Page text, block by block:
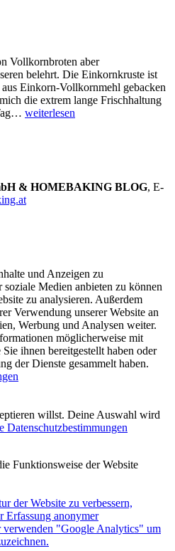
Vollkornbroten aber
belehrt. Die Einkornkruste ist
Einkorn-Vollkornmehl gebacken
die extrem lange Frischhaltung
weiterlesen
& HOMEBAKING BLOG, E-
und Anzeigen zu
Medien anbieten zu können
zu analysieren. Außerdem
Verwendung unserer Website an
Werbung und Analysen weiter.
möglicherweise mit
ihnen bereitgestellt haben oder
der Dienste gesammelt haben.
willst. Deine Auswahl wird
Datenschutzbestimmungen
Funktionsweise der Website
der Website zu verbessern,
Erfassung anonymer
verwenden "Google Analytics" um